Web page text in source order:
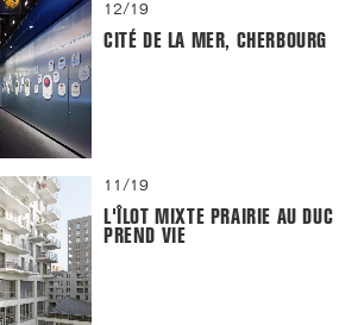
12/19
CITÉ DE LA MER, CHERBOURG
11/19
L'ÎLOT MIXTE PRAIRIE AU DUC
PREND VIE